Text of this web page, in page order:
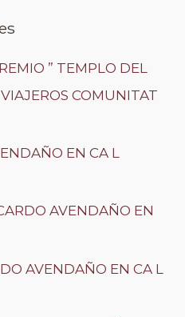
” TEMPLO DEL
COMUNITAT
EN CA L
AVENDAÑO EN
AVENDAÑO EN CA L